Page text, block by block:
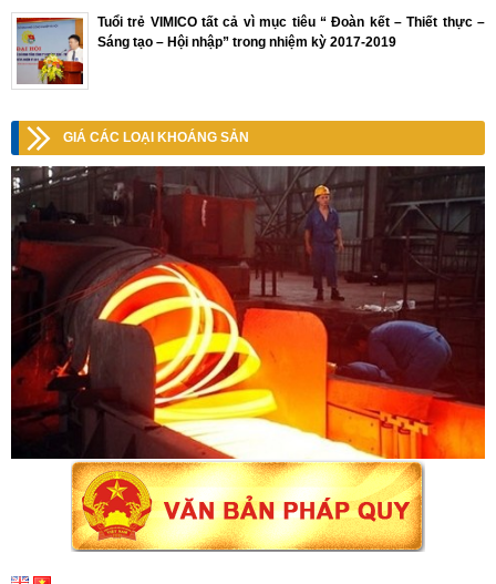
Tuổi trẻ VIMICO tất cả vì mục tiêu “ Đoàn kết – Thiết thực –
Sáng tạo – Hội nhập” trong nhiệm kỳ 2017-2019
GIÁ CÁC LOẠI KHOÁNG SẢN